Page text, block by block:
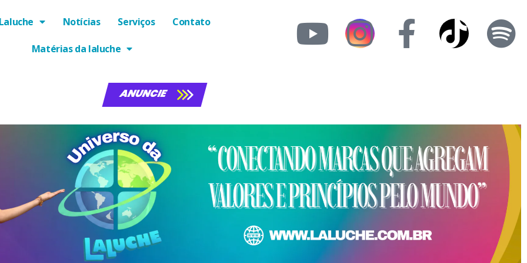
Notícias Serviços Contato
Matérias da laluche
ANUNCIE